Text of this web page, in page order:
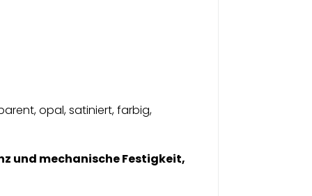
opal, satiniert, farbig,
und mechanische Festigkeit,